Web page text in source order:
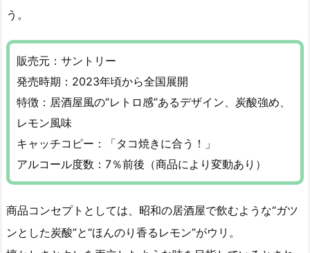
う。
販売元：サントリー
発売時期：2023年頃から全国展開
特徴：居酒屋風の“レトロ感”あるデザイン、炭酸強め、
レモン風味
キャッチコピー：「タコ焼きに合う！」
アルコール度数：7％前後（商品により変動あり）
商品コンセプトとしては、昭和の居酒屋で飲むような“ガツ
ンとした炭酸”と“ほんのり香るレモン”がウリ。